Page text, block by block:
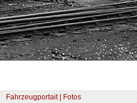
Fahrzeugportait | Fotos